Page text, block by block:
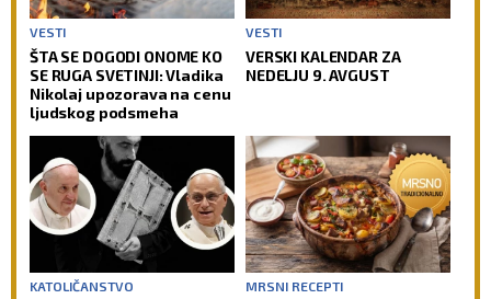
VESTI
ŠTA SE DOGODI ONOME KO
SE RUGA SVETINJI: Vladika
Nikolaj upozorava na cenu
ljudskog podsmeha
VESTI
VERSKI KALENDAR ZA
NEDELJU 9. AVGUST
KATOLIČANSTVO MRSNI RECEPTI